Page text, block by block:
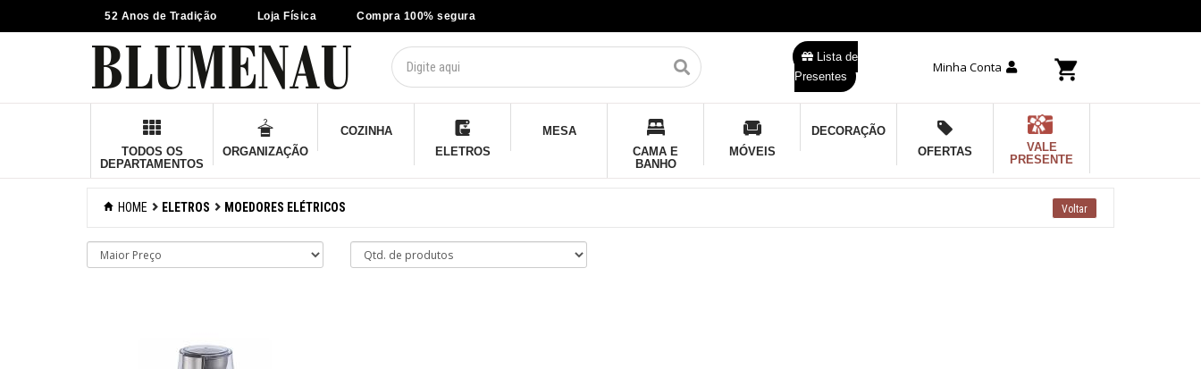
52 Anos de Tradição Loja Física Compra 100% segura
Lista de
Presentes
Minha Conta
×
Organização
TODOS OS
DEPARTAMENTOS
ORGANIZAÇÃO
COZINHA
ELETROS
MESA
CAMA E
BANHO
MÓVEIS
DECORAÇÃO
OFERTAS
VALE
PRESENTE
HOME ELETROS MOEDORES ELÉTRICOS